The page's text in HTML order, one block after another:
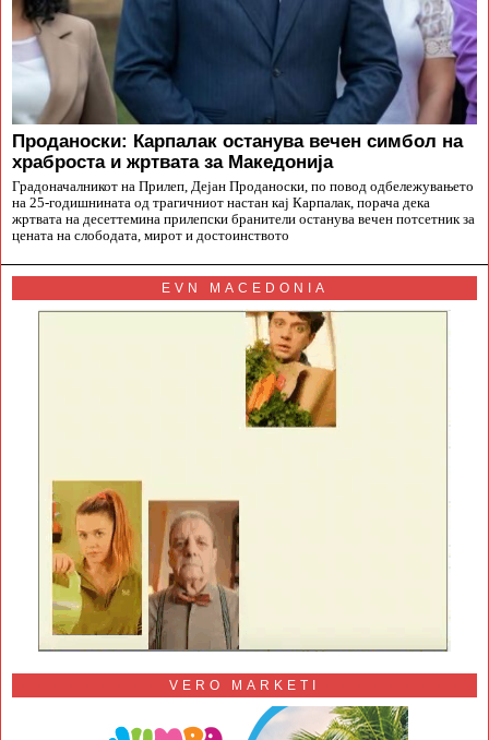
Проданоски: Карпалак останува вечен симбол на
храброста и жртвата за Македонија
Градоначалникот на Прилеп, Дејан Проданоски, по повод одбележувањето
на 25-годишнината од трагичниот настан кај Карпалак, порача дека
жртвата на десеттемина прилепски бранители останува вечен потсетник за
цената на слободата, мирот и достоинството
EVN MACEDONIA
VERO MARKETI